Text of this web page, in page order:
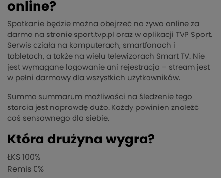
online?
Spotkanie będzie można obejrzeć na żywo online za
darmo na stronie sport.tvp.pl oraz w aplikacji TVP Sport.
Serwis działa na komputerach, smartfonach i
tabletach, a także na wielu telewizorach Smart TV. Nie
jest wymagane logowanie ani rejestracja – stream jest
w pełni darmowy dla wszystkich użytkowników.
Summa summarum możliwości na śledzenie tego
starcia jest naprawdę dużo. Każdy powinien znaleźć
coś sensownego dla siebie.
Która drużyna wygra?
ŁKS 100%
Remis 0%